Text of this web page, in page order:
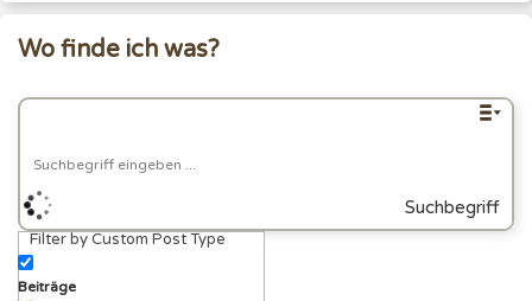
Wo finde ich was?
Suchbegriff
Filter by Custom Post Type
Beiträge